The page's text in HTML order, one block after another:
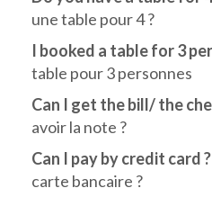
une table pour 4 ?
I booked a table for 3
table pour 3 personnes
Can I get the bill/ the
avoir la note ?
Can I pay by credit card ?
carte bancaire ?